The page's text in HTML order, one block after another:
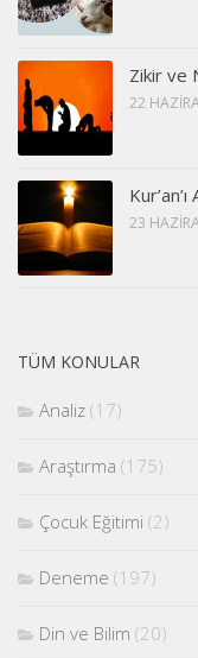
Zikir ve
22
23
TÜM KONULAR
Analiz (17)
Araştırma (175)
Çocuk Eğitimi (2)
Deneme (197)
Din ve Bilim (20)